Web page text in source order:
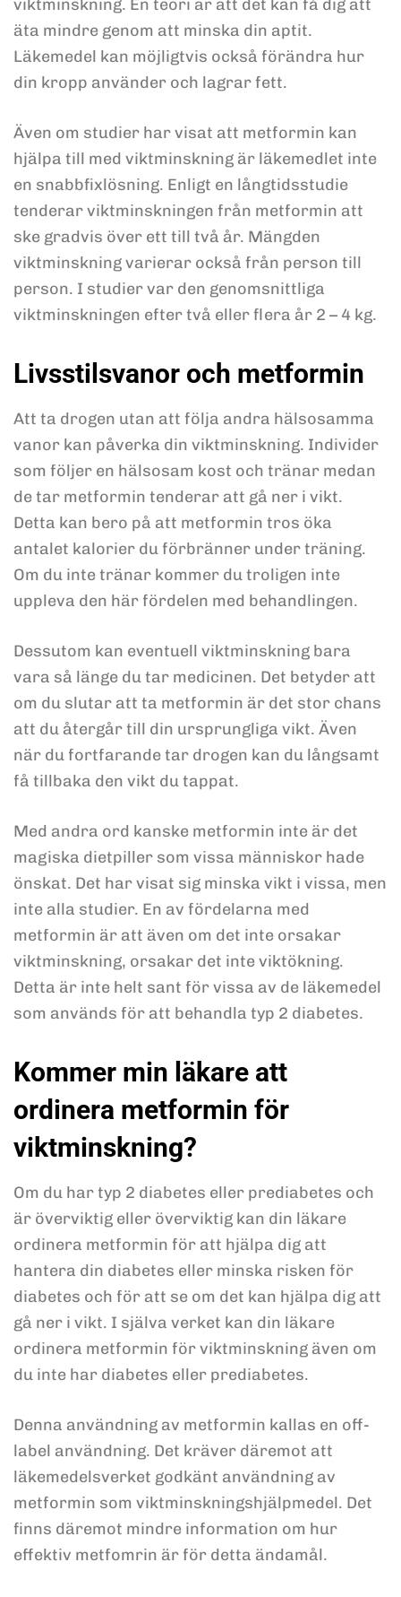
viktminskning. En teori är att det kan få dig att
äta mindre genom att minska din aptit.
Läkemedel kan möjligtvis också förändra hur
din kropp använder och lagrar fett.
Även om studier har visat att metformin kan
hjälpa till med viktminskning är läkemedlet inte
en snabbfixlösning. Enligt en långtidsstudie
tenderar viktminskningen från metformin att
ske gradvis över ett till två år. Mängden
viktminskning varierar också från person till
person. I studier var den genomsnittliga
viktminskningen efter två eller flera år 2 – 4 kg.
Livsstilsvanor och metformin
Att ta drogen utan att följa andra hälsosamma
vanor kan påverka din viktminskning. Individer
som följer en hälsosam kost och tränar medan
de tar metformin tenderar att gå ner i vikt.
Detta kan bero på att metformin tros öka
antalet kalorier du förbränner under träning.
Om du inte tränar kommer du troligen inte
uppleva den här fördelen med behandlingen.
Dessutom kan eventuell viktminskning bara
vara så länge du tar medicinen. Det betyder att
om du slutar att ta metformin är det stor chans
att du återgår till din ursprungliga vikt. Även
när du fortfarande tar drogen kan du långsamt
få tillbaka den vikt du tappat.
Med andra ord kanske metformin inte är det
magiska dietpiller som vissa människor hade
önskat. Det har visat sig minska vikt i vissa, men
inte alla studier. En av fördelarna med
metformin är att även om det inte orsakar
viktminskning, orsakar det inte viktökning.
Detta är inte helt sant för vissa av de läkemedel
som används för att behandla typ 2 diabetes.
Kommer min läkare att
ordinera metformin för
viktminskning?
Om du har typ 2 diabetes eller prediabetes och
är överviktig eller överviktig kan din läkare
ordinera metformin för att hjälpa dig att
hantera din diabetes eller minska risken för
diabetes och för att se om det kan hjälpa dig att
gå ner i vikt. I själva verket kan din läkare
ordinera metformin för viktminskning även om
du inte har diabetes eller prediabetes.
Denna användning av metformin kallas en off-
label användning. Det kräver däremot att
läkemedelsverket godkänt användning av
metformin som viktminskningshjälpmedel. Det
finns däremot mindre information om hur
effektiv metfomrin är för detta ändamål.